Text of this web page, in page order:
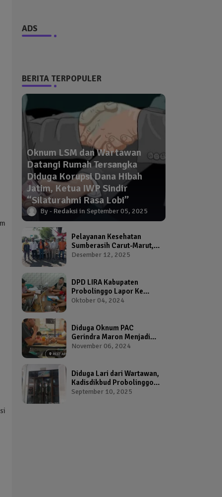
ADS
BERITA TERPOPULER
Oknum LSM dan Wartawan
Datangi Rumah Tersangka
Diduga Korupsi Dana Hibah
Jatim, Ketua IWP Sindir
“Silaturahmi Rasa Lobi”
Redaksi September 05, 2025
Pelayanan Kesehatan
Sumberasih Carut-Marut,
Kepala Puskesmas dan
Desember 12, 2025
DPD LIRA Kabupaten
Probolinggo Lapor Ke
Bawaslu Terkait Dugaan
Bupati Probolinggo
Oktober 04, 2024
Diduga Oknum PAC
Gerindra Maron Menjadi
Broker Proposal Dana
November 06, 2024
Diduga Lari dari Wartawan,
Kadisdikbud Probolinggo
Bikin Geram Ketua IWP
September 10, 2025